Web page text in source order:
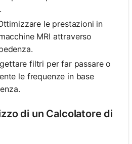
le prestazioni in
MRI attraverso
filtri per far passare o
le frequenze in base
di un Calcolatore di